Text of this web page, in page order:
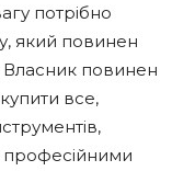
потрібно
який повинен
Власник повинен
все,
професійними